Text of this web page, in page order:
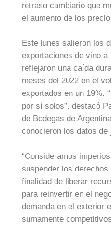
retraso cambiario que
el aumento de los
Este lunes salieron los
exportaciones de vino a
reflejaron una caída
meses del 2022 en el
exportados en un 19%.
por sí solos”, destacó
de Bodegas de
conocieron los datos de
“Consideramos
suspender los
finalidad de liberar
para reinvertir en el
demanda en el exterior
sumamente